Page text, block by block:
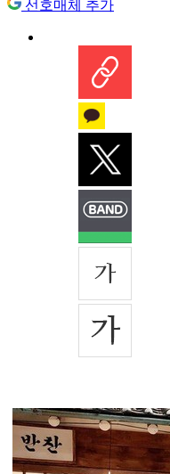
선호매체 추가